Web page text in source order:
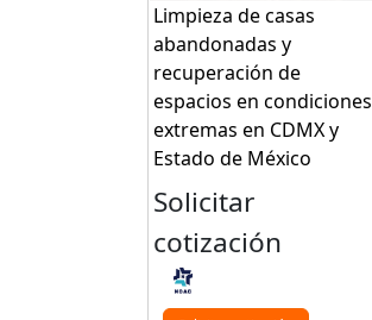
Limpieza de casas
abandonadas y
recuperación de
espacios en condiciones
extremas en CDMX y
Estado de México
Solicitar
cotización